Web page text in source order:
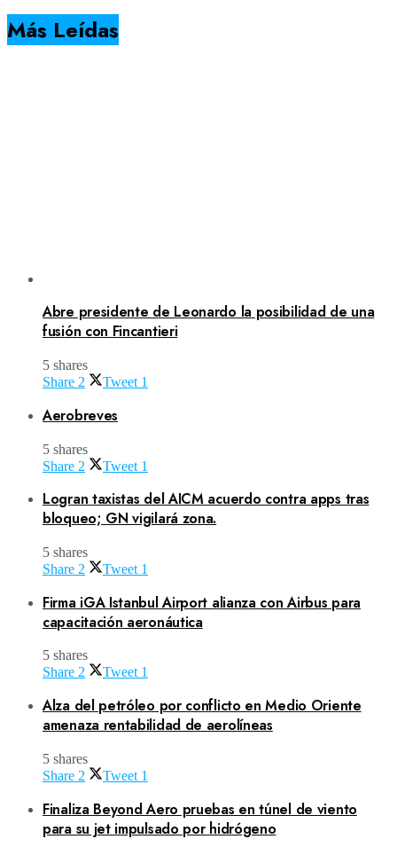
Más Leídas
Abre presidente de Leonardo la posibilidad de una
fusión con Fincantieri
5 shares
Share 2 Tweet 1
Aerobreves
5 shares
Share 2 Tweet 1
Logran taxistas del AICM acuerdo contra apps tras
bloqueo; GN vigilará zona.
5 shares
Share 2 Tweet 1
Firma iGA Istanbul Airport alianza con Airbus para
capacitación aeronáutica
5 shares
Share 2 Tweet 1
Alza del petróleo por conflicto en Medio Oriente
amenaza rentabilidad de aerolíneas
5 shares
Share 2 Tweet 1
Finaliza Beyond Aero pruebas en túnel de viento
para su jet impulsado por hidrógeno